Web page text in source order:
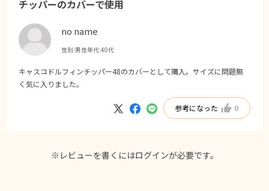
チッパーのカバーで使用
no name
性別:男性年代:40代
キャスコドルフィンチッパー48のカバーとして購入。サイズに問題無
く気に入りました。
参考になった 0
※レビューを書くにはログインが必要です。